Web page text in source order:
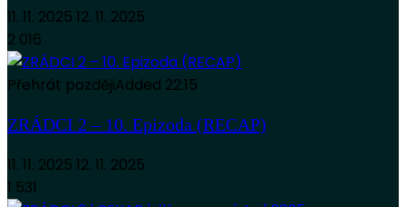
11. 11. 2025 12. 11. 2025
2 016
Přehrát pozdějiAdded 22:15
ZRÁDCI 2 – 10. Epizoda (RECAP)
11. 11. 2025 12. 11. 2025
1 531